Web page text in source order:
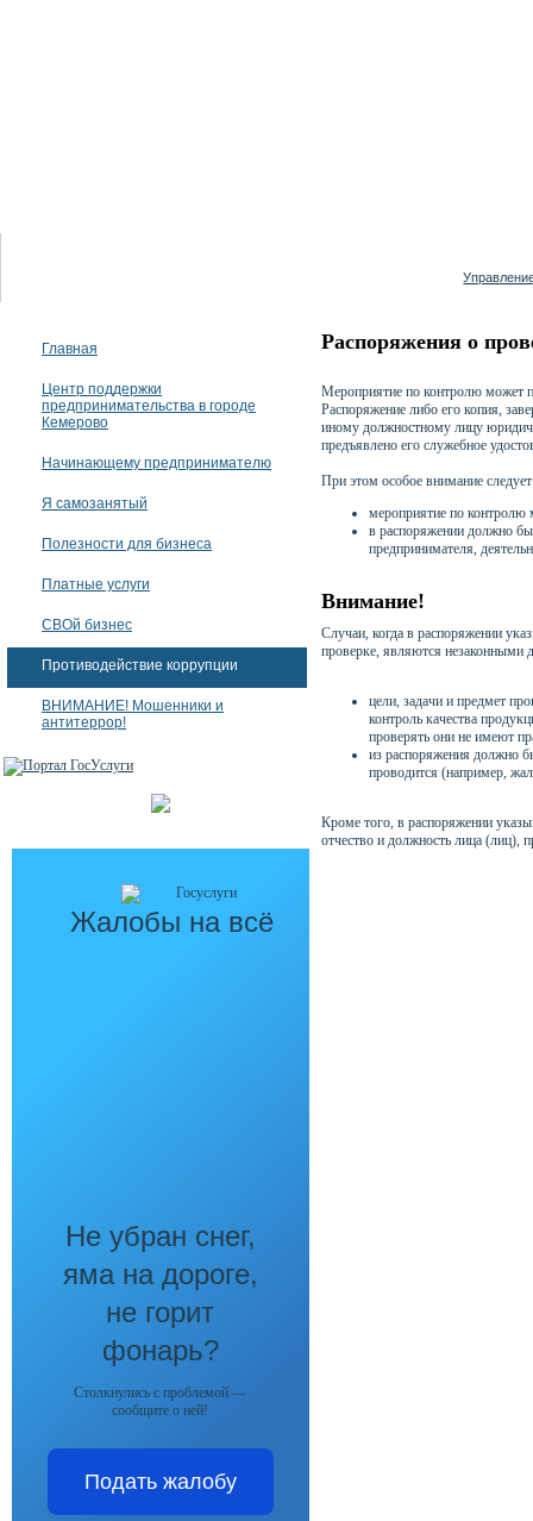
Главная
Центр поддержки
предпринимательства в городе
Кемерово
Начинающему предпринимателю
Я самозанятый
Полезности для бизнеса
Платные услуги
СВОй бизнес
Противодействие коррупции
ВНИМАНИЕ! Мошенники и
антитеррор!
Жалобы на всё
Не убран снег,
яма на дороге,
не горит
фонарь?
Столкнулись с проблемой —
сообщите о ней!
Подать жалобу
Распоряжения о
Мероприятие по контролю может
Распоряжение либо его копия,
иному должностному лицу
предъявлено его служебное
При этом особое внимание
мероприятие по контролю
в распоряжении должно
предпринимателя,
Внимание!
Случаи, когда в распоряжении
проверке, являются незаконными
цели, задачи и предмет
контроль качества
проверять они не имеют
из распоряжения должно
проводится (например,
Кроме того, в распоряжении
отчество и должность лица (лиц),